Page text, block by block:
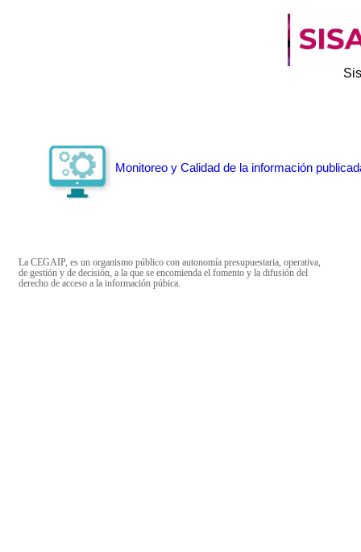
Monitoreo y Calidad de la información
La CEGAIP, es un organismo público con autonomía presupuestaria, operativa,
de gestión y de decisión, a la que se encomienda el fomento y la difusión del
derecho de acceso a la información púbica.